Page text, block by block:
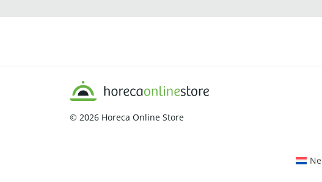
© 2026 Horeca Online Store